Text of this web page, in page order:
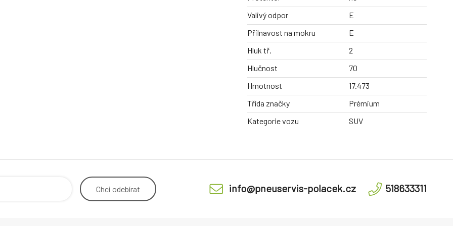
Valivý odpor
E
Přilnavost na mokru
E
Hluk tř.
2
Hlučnost
70
Hmotnost
17.473
Třída značky
Prémium
Kategorie vozu
SUV
Chci odebírat info@pneuservis-polacek.cz 518633311